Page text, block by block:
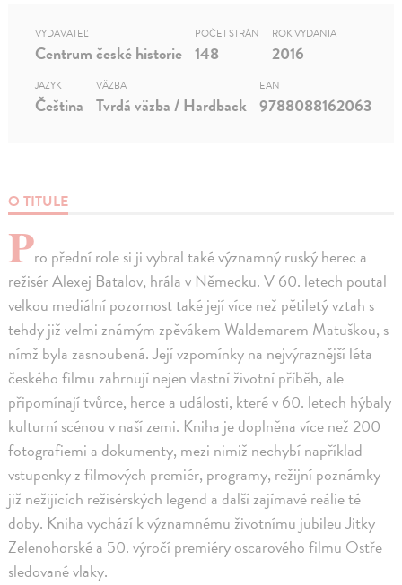
O TITULE
Pro přední role si ji vybral také významný ruský herec a
režisér Alexej Batalov, hrála v Německu. V 60. letech poutal
velkou mediální pozornost také její více než pětiletý vztah s
tehdy již velmi známým zpěvákem Waldemarem Matuškou, s
nímž byla zasnoubená. Její vzpomínky na nejvýraznější léta
českého filmu zahrnují nejen vlastní životní příběh, ale
připomínají tvůrce, herce a události, které v 60. letech hýbaly
kulturní scénou v naší zemi. Kniha je doplněna více než 200
fotografiemi a dokumenty, mezi nimiž nechybí například
vstupenky z filmových premiér, programy, režijní poznámky
již nežijících režisérských legend a další zajímavé reálie té
doby. Kniha vychází k významnému životnímu jubileu Jitky
Zelenohorské a 50. výročí premiéry oscarového filmu Ostře
sledované vlaky.
VYDAVATEĽ
Centrum české historie
POČET STRÁN
148
ROK VYDANIA
2016
JAZYK
Čeština
VÄZBA
Tvrdá väzba / Hardback
EAN
9788088162063